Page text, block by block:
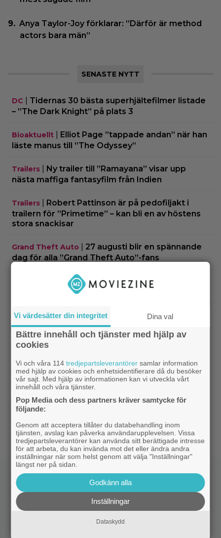
Anya Taylor-Joy förklarar: ”Därför är method
actors bara män”
SENASTE NYTT
DC
Tidernas 30 bästa superhjältefilmer listade
– ”The Dark Knight” på plats 3
Bioaktuellt
Elliot Page ”tappade andan” när han
läste manus till ”The Odyssey”
Trailers
Ny trailer till ”Ramayana” visar upp
nästa maffiga fantasyfilm från Indien
Trailers
Robert Pattinson är på pedofiljakt i
trailern för ”Primetime” – kan bli en av höstens
stora snackisar
Grand Theft Auto
27 augusti blir en spännande
dag för alla ”Grand Theft Auto”-fans
Ett nytt mysterium på 8 avsnitt gör
succé på Prime Video just nu
Harry Potter|Harry Potter-fans får betala 4 500
kronor för nya Lego-setet
Kommande filmer
”Heated Rivalry” i ny sci-fi-thriller
Kommande serier| Joel Kinnaman vs Saddam
demonregissör i internationell skräckthriller
Vi värdesätter din integritet Dina val
Bättre innehåll och tjänster med hjälp av
cookies
Vi och våra 114tredjepartsleverantörer samlar information
med hjälp av cookies och enhetsidentifierare då du besöker
vår sajt. Med hjälp av informationen kan vi utveckla vårt
innehåll och våra tjänster.
Pop Media och dess partners kräver samtycke för
följande:
Genom att acceptera tillåter du databehandling inom
tjänsten, avslag kan påverka användarupplevelsen. Vissa
tredjepartsleverantörer kan använda sitt berättigade intresse
för att arbeta, du kan invända mot det eller ändra andra
inställningar när som helst genom att välja "Inställningar"
längst ner på sidan.
Godkänn alla
Inställningar
Dataskydd